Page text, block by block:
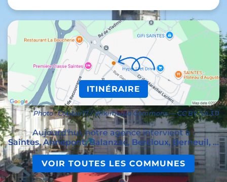
ITINÉRAIRE
Photo : Cobber17 / Wikimedia Commons — CC BY-SA 3.0
Aujourd'hui, notre agence intervient à :
Saintes, Annepont, Balanzac, Bercloux, Berneuil, ...
VOIR TOUTES LES COMMUNES